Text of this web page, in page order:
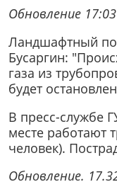
Обновление 17:03
Ландшафтный
Бусаргин:
газа из
будет
В пресс-службе
месте работают
человек).
Обновление.